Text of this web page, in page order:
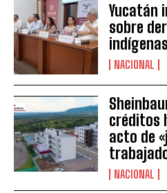
Yucatán
sobre
indígenas
NACIONAL
créditos
acto de
NACIONAL